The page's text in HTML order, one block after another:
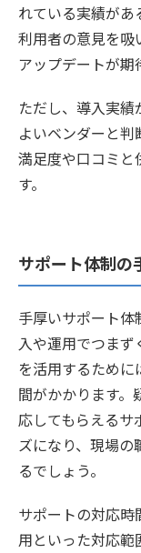
れている実績があ
利用者の意見を吸
アップデートが期
ただし、導入実
よいベンダーと
満足度や口コミと
す。
サポート体制の
手厚いサポート
入や運用でつまず
を活用するため
間がかかります。
応してもらえるサ
ズになり、現場
るでしょう。
サポートの対応
用といった対応範